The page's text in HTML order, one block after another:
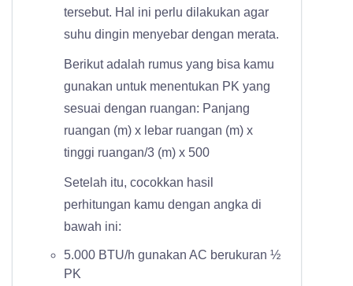
tersebut. Hal ini perlu dilakukan agar
suhu dingin menyebar dengan merata.
Berikut adalah rumus yang bisa kamu
gunakan untuk menentukan PK yang
sesuai dengan ruangan: Panjang
ruangan (m) x lebar ruangan (m) x
tinggi ruangan/3 (m) x 500
Setelah itu, cocokkan hasil
perhitungan kamu dengan angka di
bawah ini:
5.000 BTU/h gunakan AC berukuran ½
PK